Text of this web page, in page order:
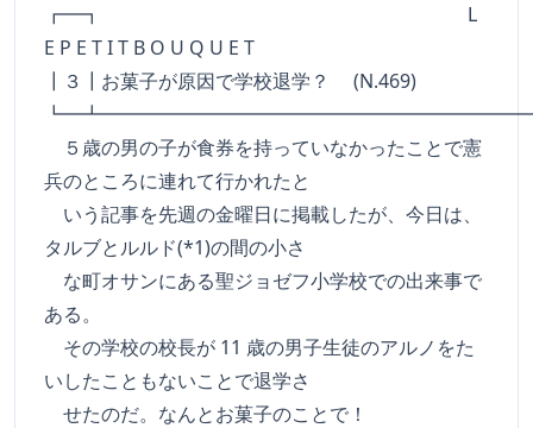
┏━┓ L
E P E T I T B O U Q U E T
┃３┃お菓子が原因で学校退学？ (N.469)
５歳の男の子が食券を持っていなかったことで憲
兵のところに連れて行かれたと
いう記事を先週の金曜日に掲載したが、今日は、
タルブとルルド(*1)の間の小さ
な町オサンにある聖ジョゼフ小学校での出来事で
ある。
その学校の校長が 11 歳の男子生徒のアルノをた
いしたこともないことで退学さ
せたのだ。なんとお菓子のことで！